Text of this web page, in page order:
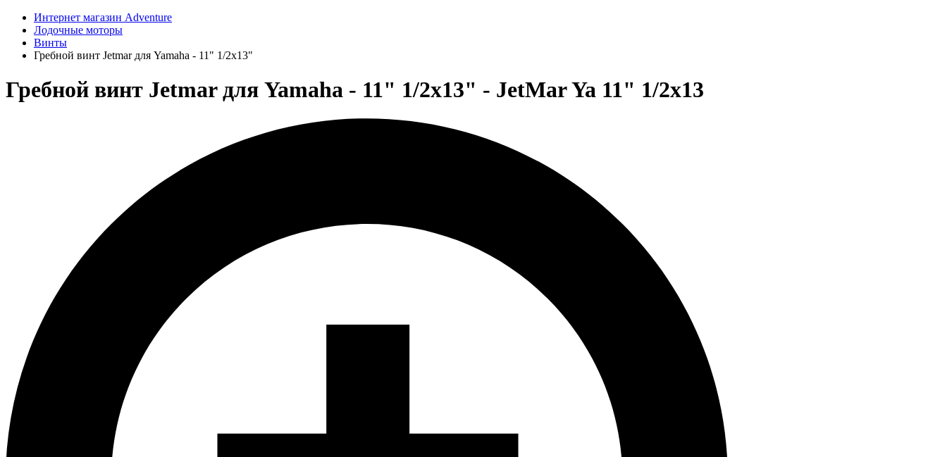
Интернет магазин Adventure
Лодочные моторы
Винты
Гребной винт Jetmar для Yamaha - 11" 1/2x13"
Гребной винт Jetmar для Yamaha - 11" 1/2x13" - JetMar Ya 11" 1/2x13